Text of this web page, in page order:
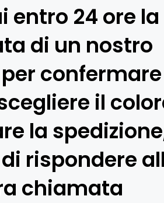
entro 24 ore la
di un nostro
il
la
rispondere
chiamata